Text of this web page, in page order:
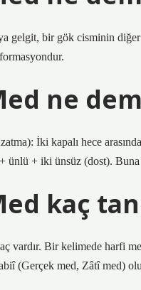
gelgit, bir gök cisminin
ne
İki kapalı hece
ünlü + iki ünsüz (dost).
kaç
vardır. Bir kelimede harfi
(Gerçek med, Zâtî med)